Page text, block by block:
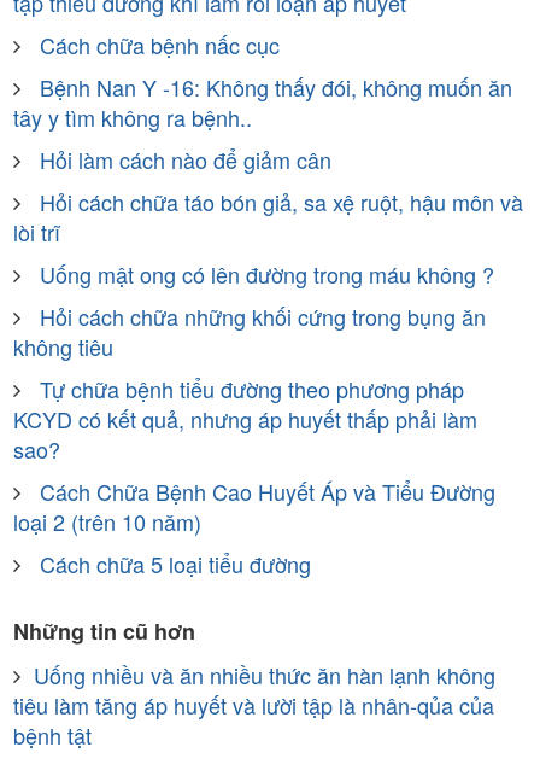
Cách chữa bệnh nấc cục
Bệnh Nan Y -16: Không thấy đói, không muốn ăn
tây y tìm không ra bệnh..
Hỏi làm cách nào để giảm cân
Hỏi cách chữa táo bón giả, sa xệ ruột, hậu môn và
lòi trĩ
Uống mật ong có lên đường trong máu không ?
Hỏi cách chữa những khối cứng trong bụng ăn
không tiêu
Tự chữa bệnh tiểu đường theo phương pháp
KCYD có kết quả, nhưng áp huyết thấp phải làm
sao?
Cách Chữa Bệnh Cao Huyết Áp và Tiểu Đường
loại 2 (trên 10 năm)
Cách chữa 5 loại tiểu đường
Những tin cũ hơn
Uống nhiều và ăn nhiều thức ăn hàn lạnh không
tiêu làm tăng áp huyết và lười tập là nhân-qủa của
bệnh tật